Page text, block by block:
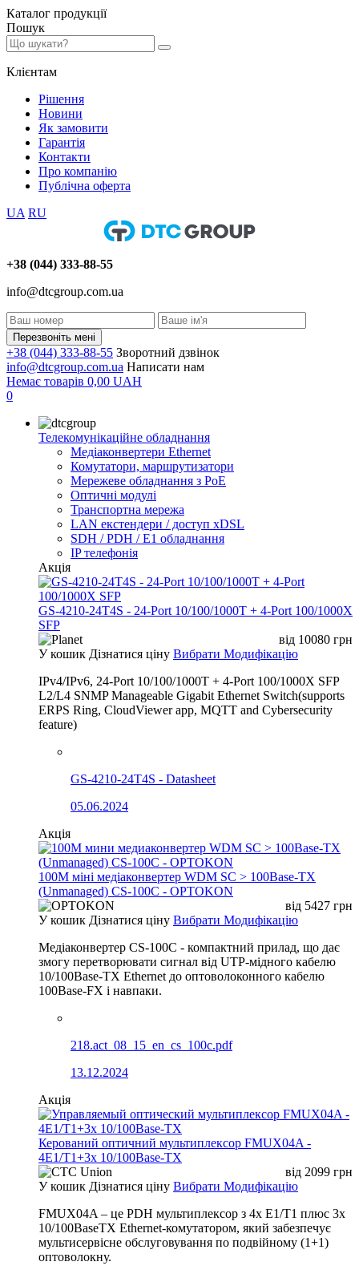
Каталог продукції
Пошук
Клієнтам
Рішення
Новини
Як замовити
Гарантія
Контакти
Про компанію
Публічна оферта
UA RU
+38 (044) 333-88-55
info@dtcgroup.com.ua
Перезвоніть мені
+38 (044) 333-88-55 Зворотний дзвінок
info@dtcgroup.com.ua Написати нам
Немає товарів 0,00 UAH
0
Телекомунікаційне обладнання
Медіаконвертери Ethernet
Комутатори, маршрутизатори
Мережеве обладнання з PoE
Оптичні модулі
Транспортна мережа
LAN екстендери / доступ xDSL
SDH / PDH / E1 обладнання
IP телефонія
Акція
GS-4210-24T4S - 24-Port 10/100/1000T + 4-Port 100/1000X
SFP
від 10080 грн
У кошик Дізнатися ціну Вибрати Модифікацію
IPv4/IPv6, 24-Port 10/100/1000T + 4-Port 100/1000X SFP
L2/L4 SNMP Manageable Gigabit Ethernet Switch(supports
ERPS Ring, CloudViewer app, MQTT and Cybersecurity
feature)
GS-4210-24T4S - Datasheet
05.06.2024
Акція
100М міні медіаконвертер WDM SC > 100Base-TX
(Unmanaged) CS-100C - OPTOKON
від 5427 грн
У кошик Дізнатися ціну Вибрати Модифікацію
Медіаконвертер CS-100C - компактний прилад, що дає
змогу перетворювати сигнал від UTP-мідного кабелю
10/100Base-TX Ethernet до оптоволоконного кабелю
100Base-FX і навпаки.
218.act_08_15_en_cs_100c.pdf
13.12.2024
Акція
Керований оптичний мультиплексор FMUX04A -
4E1/T1+3x 10/100Base-TX
від 2099 грн
У кошик Дізнатися ціну Вибрати Модифікацію
FMUX04A – це PDH мультиплексор з 4x E1/T1 плюс 3x
10/100BaseTX Ethernet-комутатором, який забезпечує
мультисервісне обслуговування по подвійному (1+1)
оптоволокну.